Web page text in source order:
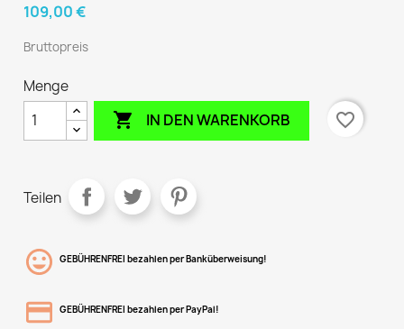
109,00 €
Bruttopreis
Menge
 IN DEN WARENKORB favorite_border
Teilen
GEBÜHRENFREI bezahlen per Banküberweisung!
GEBÜHRENFREI bezahlen per PayPal!